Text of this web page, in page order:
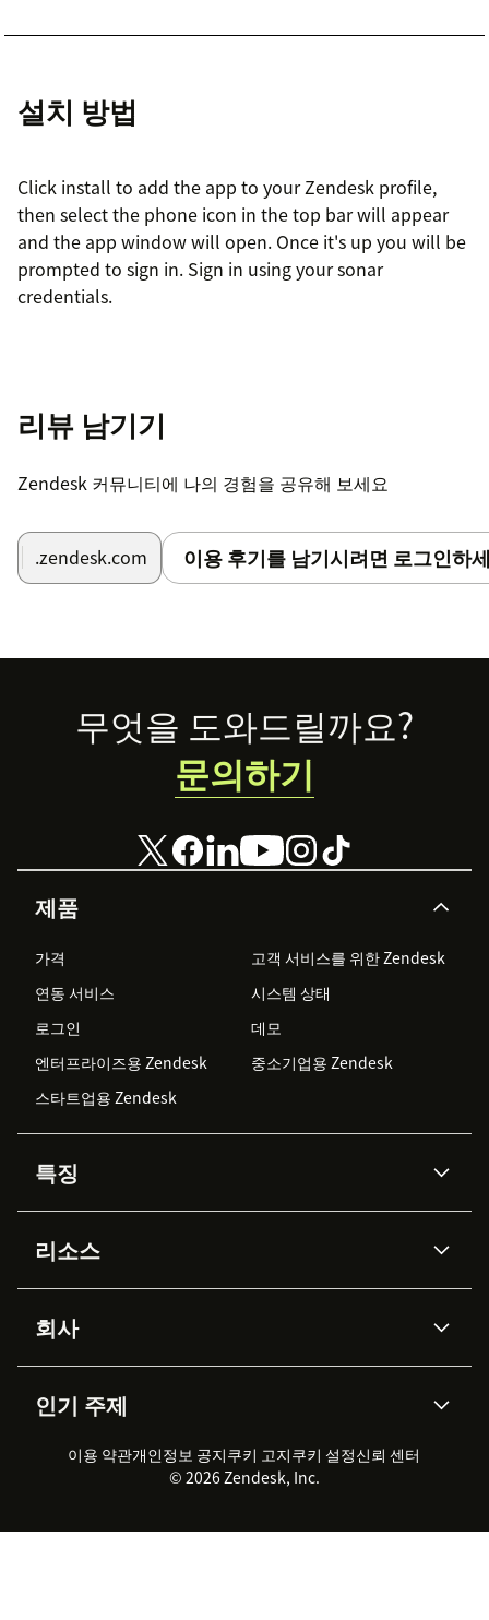
설치 방법
Click install to add the app to your Zendesk profile,
then select the phone icon in the top bar will appear
and the app window will open. Once it's up you will be
prompted to sign in. Sign in using your sonar
credentials.
리뷰 남기기
Zendesk 커뮤니티에 나의 경험을 공유해 보세요
.zendesk.com 이용 후기를 남기시려면 로그인하
Footer
제품
가격
고객 서비스를 위한 Zendesk
연동 서비스
시스템 상태
로그인
데모
엔터프라이즈용 Zendesk
중소기업용 Zendesk
스타트업용 Zendesk
특징
Zendesk AI
Advanced Data Privacy &
Protection
지식창고
워크포스 관리
실시간 채팅
클라이언트 포털
리소스
API & 개발자
AI 리서치
이벤트 & 웨비나
고객 사례
회사
채용 정보
지속 가능성 보고서
Zendesk Foundation
법적 정보
인기 주제
2026 CX 트렌드
제품 업데이트
고객 서비스 소프트웨어
헬프 데스크 통합 티켓 관리 소
무엇을 도와드릴까요?
문의하기
이용 약관개인정보 공지쿠키 고지쿠키 설정신뢰 센터
© 2026 Zendesk, Inc.